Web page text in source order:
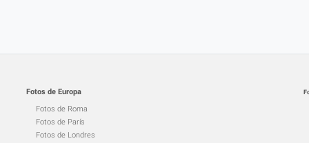
Fotos de Europa
Fotos de Roma
Fotos de París
Fotos de Londres